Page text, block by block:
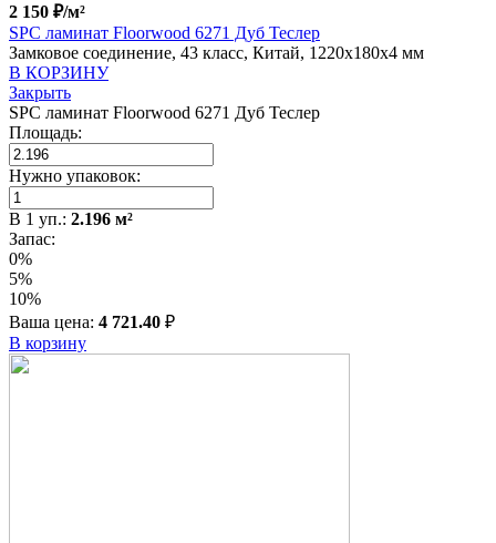
2 150 ₽/м²
SPC ламинат Floorwood 6271 Дуб Теслер
Замковое соединение, 43 класс, Китай, 1220x180x4 мм
В КОРЗИНУ
Закрыть
SPC ламинат Floorwood 6271 Дуб Теслер
Площадь:
Нужно упаковок:
В 1 уп.: 2.196 м²
Запас:
0%
5%
10%
Ваша цена: 4 721.40 ₽
В корзину